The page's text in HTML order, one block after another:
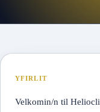
YFIRLIT
Velkomin/n til